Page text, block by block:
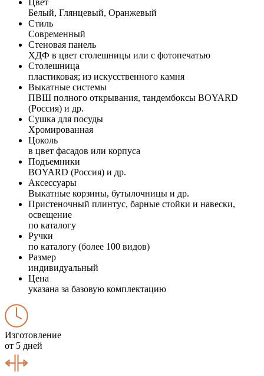
Белый, Глянцевый, Оранжевый
Стиль
Современный
Стеновая панель
ХДФ в цвет столешницы или с фотопечатью
Столешница
пластиковая; из искусственного камня
Выкатные системы
ПВШ полного открывания, тандембоксы BOYARD
(Россия) и др.
Сушка для посуды
Хромированная
Цоколь
в цвет фасадов или корпуса
Подъемники
BOYARD (Россия) и др.
Аксессуары
Выкатные корзины, бутылочницы и др.
Пристеночный плинтус, барные стойки и навески,
освещение
по каталогу
Ручки
по каталогу (более 100 видов)
Размер
индивидуальный
Цена
указана за базовую комплектацию
Изготовление
от 5 дней